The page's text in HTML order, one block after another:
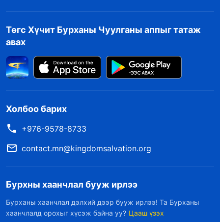
Төгс Хүчит Бурханы Чуулганы аппыг татаж
авах
Холбоо барих
+976-9578-8733
contact.mn@kingdomsalvation.org
Бурхны хаанчлал бууж ирлээ
Бурханы хаанчлал дэлхий дээр бууж ирлээ! Та Бурханы
хаанчлалд орохыг хүсэж байна уу? Цааш үзэх